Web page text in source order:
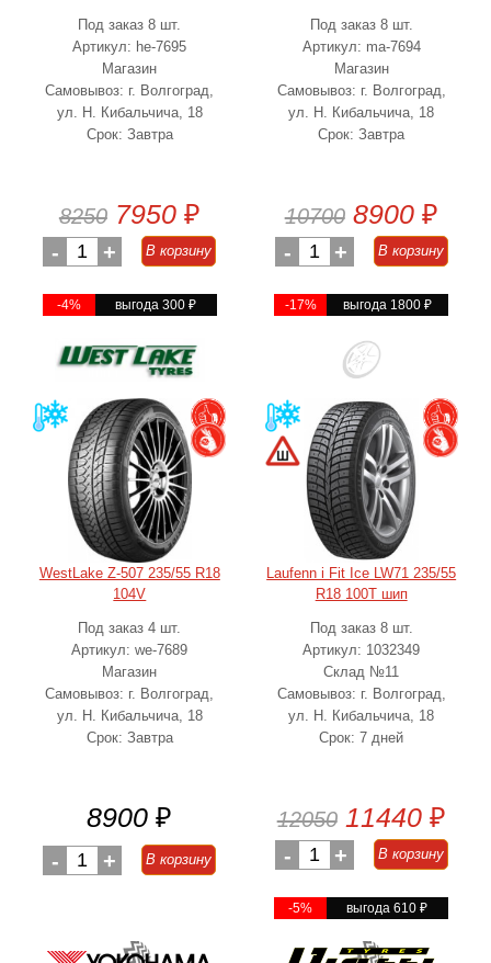
Под заказ 8 шт.
Артикул: he-7695
Магазин
Самовывоз: г. Волгоград,
ул. Н. Кибальчича, 18
Срок: Завтра
8250 7950 ₽
- 1 + В корзину
-4% выгода 300₽
Под заказ 8 шт.
Артикул: ma-7694
Магазин
Самовывоз: г. Волгоград,
ул. Н. Кибальчича, 18
Срок: Завтра
10700 8900 ₽
- 1 + В корзину
-17% выгода 1800 ₽
WestLake Z-507 235/55 R18
104V
Под заказ 4 шт.
Артикул: we-7689
Магазин
Самовывоз: г. Волгоград,
ул. Н. Кибальчича, 18
Срок: Завтра
8900 ₽
- 1 + В корзину
Laufenn i Fit Ice LW71 235/55
R18 100T шип
Под заказ 8 шт.
Артикул: 1032349
Склад №11
Самовывоз: г. Волгоград,
ул. Н. Кибальчича, 18
Срок: 7 дней
12050 11440 ₽
- 1 + В корзину
-5% выгода 610₽